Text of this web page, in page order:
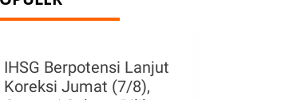
IHSG Berpotensi Lanjut
Koreksi Jumat (7/8),